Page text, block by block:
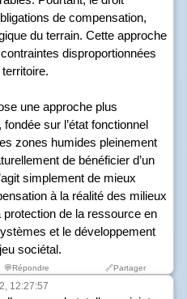
de compensation,
du terrain. Cette approche
disproportionnées
une approche plus
sur l’état fonctionnel
zones humides pleinement
de bénéficier d’un
simplement de mieux
à la réalité des milieux
de la ressource en
et le développement
sociétal.
💬Répondre 🔗Partager
12:27:57